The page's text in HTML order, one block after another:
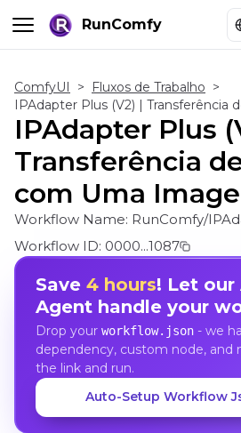
RunComfy
ComfyUI > Fluxos de Trabalho >
IPAdapter Plus
Transferência
com Uma
Workflow Name: RunComfy/
Workflow ID: 0000...1087
Save 4 hours! Let our
Agent handle your
Drop your workflow.json- we
dependency, custom node, and
the link and run.
Auto-Setup Workflow